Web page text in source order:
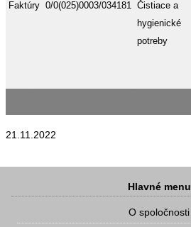
Faktúry 0/0(025)0003/034181 Čistiace a
hygienické
potreby
21.11.2022
Hlavné menu
O spoločnosti